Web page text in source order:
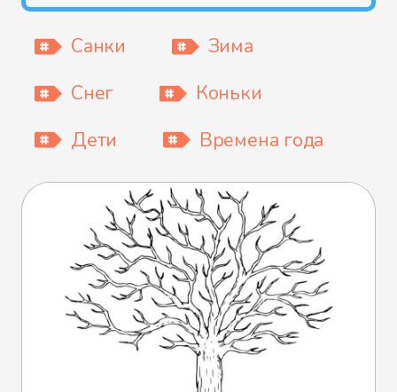
Санки
Зима
Снег
Коньки
Дети
Времена года